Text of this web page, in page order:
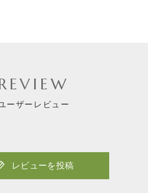
ーザーレビュー
レビューを投稿